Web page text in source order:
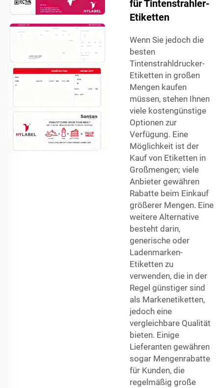
für Tintenstrahler-
Etiketten
Wenn Sie jedoch die
besten
Tintenstrahldrucker-
Etiketten in großen
Mengen kaufen
müssen, stehen Ihnen
viele kostengünstige
Optionen zur
Verfügung. Eine
Möglichkeit ist der
Kauf von Etiketten in
Großmengen; viele
Anbieter gewähren
Rabatte beim Einkauf
größerer Mengen. Eine
weitere Alternative
besteht darin,
generische oder
Ladenmarken-
Etiketten zu
verwenden, die in der
Regel günstiger sind
als Markenetiketten,
jedoch eine
vergleichbare Qualität
bieten. Einige
Lieferanten gewähren
sogar Mengenrabatte
für Kunden, die
regelmäßig große